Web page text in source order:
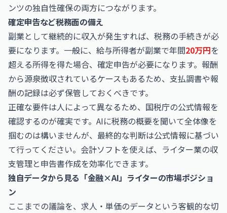
ンツの独自性確保の両方につながります。
確定申告など税務面の備え
副業として継続的に収入が発生すれば、税務の手続きが必
要になります。一般に、給与所得者が副業で年間20万円を
超える所得を得た場合、確定申告が必要になります。報酬
から源泉徴収されているケースもあるため、支払調書や報
酬の記録は必ず保管しておくべきです。
正確な要件は人によって異なるため、国税庁の公式情報を
確認するのが確実です。AIに税務の概要を聞いて全体像を
掴むのは構いませんが、最終的な判断は公式情報に基づい
て行ってください。会計ソフトを使えば、ライター業の収
支管理と申告書作成を効率化できます。
独自データから見る「金融×AI」ライターの市場ポジショ
ン
ここまでの議論を、求人・単価のデータという客観的な切